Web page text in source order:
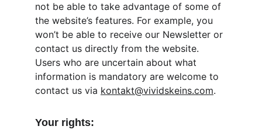
not be able to take advantage of some of
the website’s features. For example, you
won’t be able to receive our Newsletter or
contact us directly from the website.
Users who are uncertain about what
information is mandatory are welcome to
contact us via kontakt@vividskeins.com.
Your rights: